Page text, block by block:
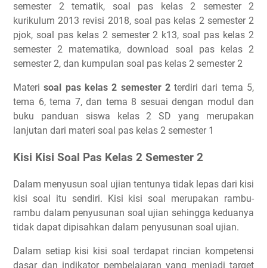
semester 2 tematik, soal pas kelas 2 semester 2
kurikulum 2013 revisi 2018, soal pas kelas 2 semester 2
pjok, soal pas kelas 2 semester 2 k13, soal pas kelas 2
semester 2 matematika, download soal pas kelas 2
semester 2, dan kumpulan soal pas kelas 2 semester 2
Materisoal pas kelas 2 semester 2terdiri dari tema 5,
tema 6, tema 7, dan tema 8 sesuai dengan modul dan
buku panduan siswa kelas 2 SD yang merupakan
lanjutan dari materi soal pas kelas 2 semester 1
Kisi Kisi Soal Pas Kelas 2 Semester 2
Dalam menyusun soal ujian tentunya tidak lepas dari kisi
kisi soal itu sendiri. Kisi kisi soal merupakan rambu-
rambu dalam penyusunan soal ujian sehingga keduanya
tidak dapat dipisahkan dalam penyusunan soal ujian.
Dalam setiap kisi kisi soal terdapat rincian kompetensi
dasar dan indikator pembelajaran yang menjadi target